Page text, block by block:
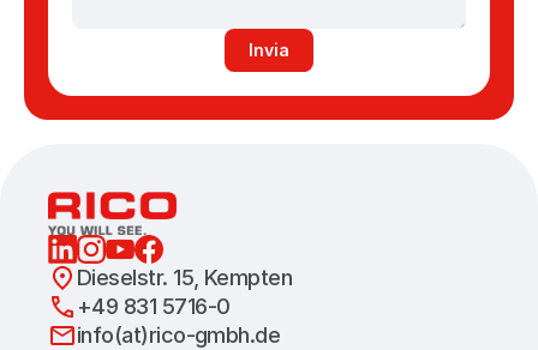
Invia
Dieselstr. 15, Kempten
+49 831 5716-0
info(at)rico-gmbh.de